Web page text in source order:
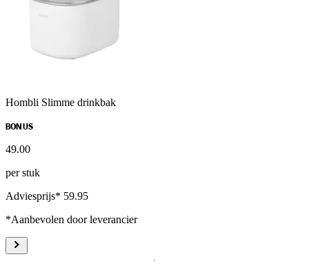
Hombli Slimme drinkbak
BONUS
49.00
per stuk
Adviesprijs* 59.95
*Aanbevolen door leverancier